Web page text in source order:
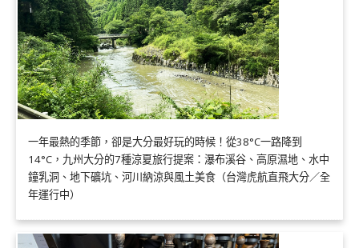
一年最熱的季節，卻是大分最好玩的時候！從38°C一路降到
14°C，九州大分的7種涼夏旅行提案：瀑布溪谷、高原濕地、水中
鐘乳洞、地下礦坑、河川納涼與風土美食（台灣虎航直飛大分／全
年運行中）